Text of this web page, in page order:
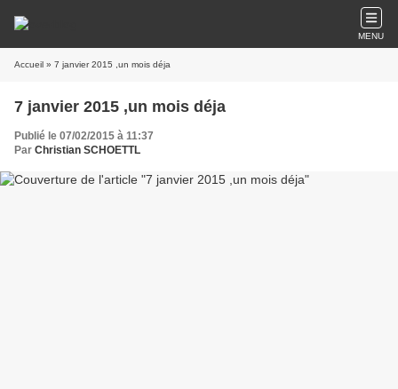
MENU
Accueil » 7 janvier 2015 ,un mois déja
7 janvier 2015 ,un mois déja
Publié le 07/02/2015 à 11:37
Par Christian SCHOETTL